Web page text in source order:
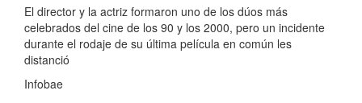
El director y la actriz formaron uno de los dúos más
celebrados del cine de los 90 y los 2000, pero un incidente
durante el rodaje de su última película en común les
distanció
Infobae